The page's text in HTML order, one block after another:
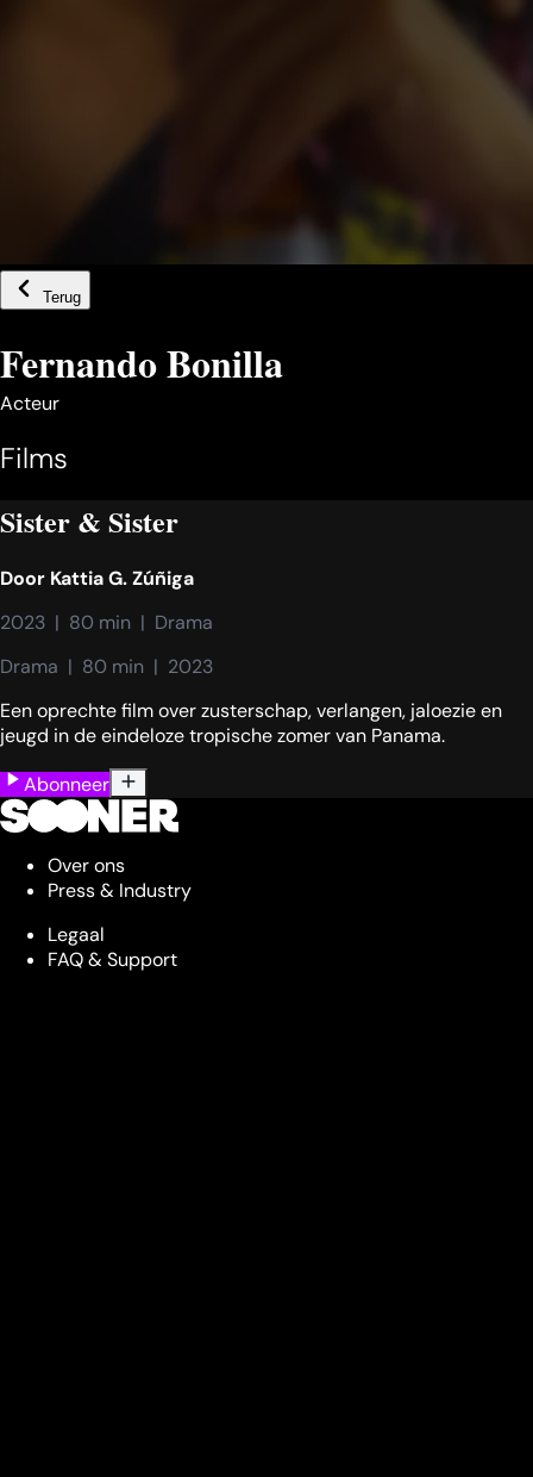
Terug
Fernando Bonilla
Acteur
Films
Sister & Sister
Door Kattia G. Zúñiga
2023  |  80 min  |  Drama
Drama  |  80 min  |  2023
Een oprechte film over zusterschap, verlangen, jaloezie en
jeugd in de eindeloze tropische zomer van Panama.
Abonneer
Over ons
Press & Industry
Legaal
FAQ & Support